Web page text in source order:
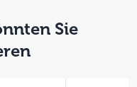
Sie